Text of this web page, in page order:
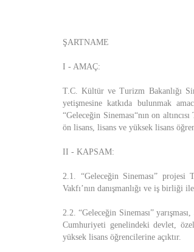
ŞARTNAME
I - AMAÇ:
T.C. Kültür ve Turizm Bakanlığı
yetişmesine katkıda bulunmak
“Geleceğin Sineması“nın on
ön lisans, lisans ve yüksek lisans
II - KAPSAM:
2.1. “Geleceğin Sineması”
Vakfı’nın danışmanlığı ve iş birliği
2.2. “Geleceğin Sineması”
Cumhuriyeti genelindeki devlet,
yüksek lisans öğrencilerine açıktır.